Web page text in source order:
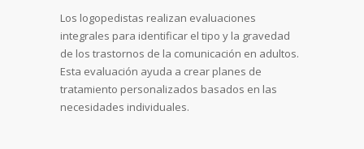
Los logopedistas realizan evaluaciones
integrales para identificar el tipo y la gravedad
de los trastornos de la comunicación en adultos.
Esta evaluación ayuda a crear planes de
tratamiento personalizados basados ​​en las
necesidades individuales.